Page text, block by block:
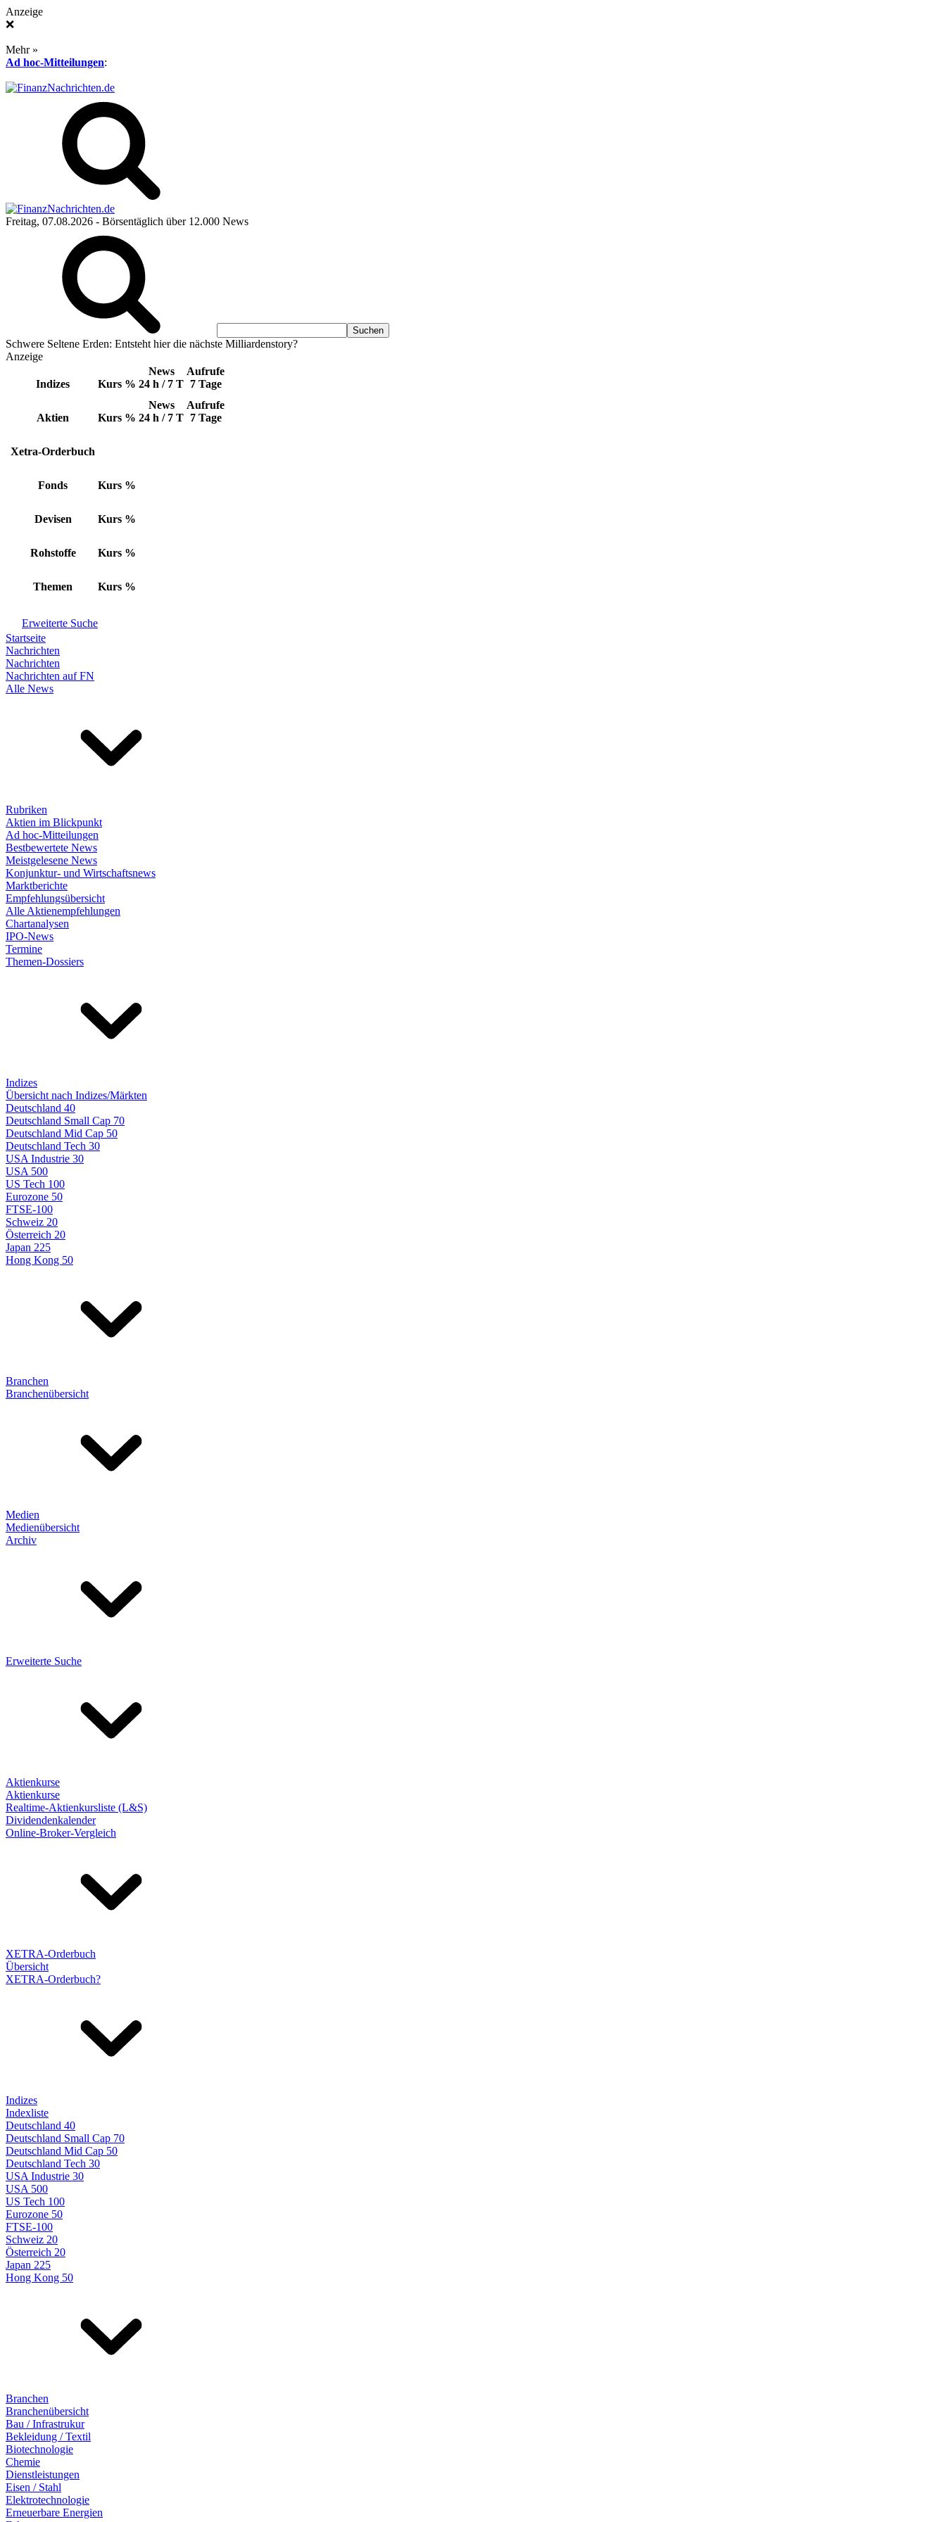
Anzeige
❌
Mehr »
Ad hoc-Mitteilungen:
Freitag, 07.08.2026 - Börsentäglich über 12.000 News
Schwere Seltene Erden: Entsteht hier die nächste Milliardenstory?
Anzeige
Indizes Kurs %
News
24 h / 7 T
Aufrufe
7 Tage
Aktien Kurs %
News
24 h / 7 T
Aufrufe
7 Tage
Xetra-Orderbuch
Fonds Kurs %
Devisen Kurs %
Rohstoffe Kurs %
Themen Kurs %
Erweiterte Suche
Startseite
Nachrichten
Nachrichten
Nachrichten auf FN
Alle News
Rubriken
Aktien im Blickpunkt
Ad hoc-Mitteilungen
Bestbewertete News
Meistgelesene News
Konjunktur- und Wirtschaftsnews
Marktberichte
Empfehlungsübersicht
Alle Aktienempfehlungen
Chartanalysen
IPO-News
Termine
Themen-Dossiers
Indizes
Übersicht nach Indizes/Märkten
Deutschland 40
Deutschland Small Cap 70
Deutschland Mid Cap 50
Deutschland Tech 30
USA Industrie 30
USA 500
US Tech 100
Eurozone 50
FTSE-100
Schweiz 20
Österreich 20
Japan 225
Hong Kong 50
Branchen
Branchenübersicht
Medien
Medienübersicht
Archiv
Erweiterte Suche
Aktienkurse
Aktienkurse
Realtime-Aktienkursliste (L&S)
Dividendenkalender
Online-Broker-Vergleich
XETRA-Orderbuch
Übersicht
XETRA-Orderbuch?
Indizes
Indexliste
Deutschland 40
Deutschland Small Cap 70
Deutschland Mid Cap 50
Deutschland Tech 30
USA Industrie 30
USA 500
US Tech 100
Eurozone 50
FTSE-100
Schweiz 20
Österreich 20
Japan 225
Hong Kong 50
Branchen
Branchenübersicht
Bau / Infrastrukur
Bekleidung / Textil
Biotechnologie
Chemie
Dienstleistungen
Eisen / Stahl
Elektrotechnologie
Erneuerbare Energien